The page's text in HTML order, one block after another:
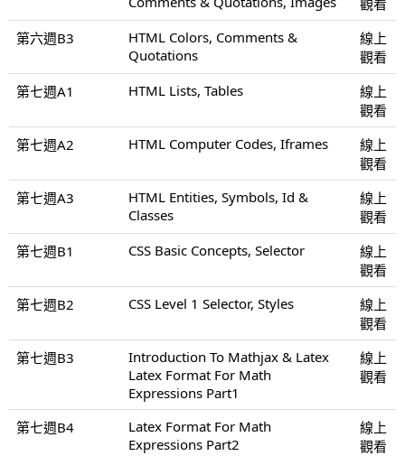
第六週B3
HTML Colors, Comments &
Quotations
線上
觀看
第七週A1
HTML Lists, Tables
線上
觀看
第七週A2
HTML Computer Codes, Iframes
線上
觀看
第七週A3
HTML Entities, Symbols, Id &
Classes
線上
觀看
第七週B1
CSS Basic Concepts, Selector
線上
觀看
第七週B2
CSS Level 1 Selector, Styles
線上
觀看
第七週B3
Introduction To Mathjax & Latex
Latex Format For Math
Expressions Part1
線上
觀看
第七週B4
Latex Format For Math
Expressions Part2
線上
觀看